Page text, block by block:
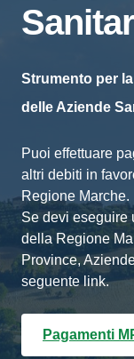
Strumento per
delle Aziende
Puoi effettuare
altri debiti in
Regione Marche.
Se devi eseguire
della Regione
Province,
seguente link.
Pagamenti